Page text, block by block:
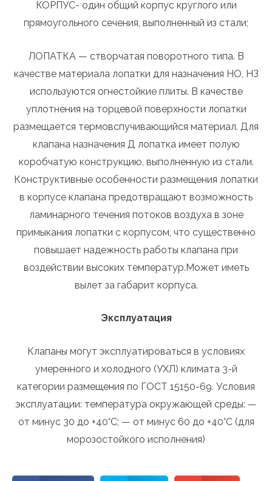
КОРПУС- один общий корпус круглого или
прямоугольного сечения, выполненный из стали;
ЛОПАТКА — створчатая поворотного типа. В
качестве материала лопатки для назначения НО, НЗ
используются огнестойкие плиты. В качестве
уплотнения на торцевой поверхности лопатки
размещается термовспучивающийся материал. Для
клапана назначения Д лопатка имеет полую
коробчатую конструкцию, выполненную из стали.
Конструктивные особенности размещения лопатки
в корпусе клапана предотвращают возможность
ламинарного течения потоков воздуха в зоне
примыкания лопатки с корпусом, что существенно
повышает надежность работы клапана при
воздействии высоких температур.Может иметь
вылет за габарит корпуса.
Эксплуатация
Клапаны могут эксплуатироваться в условиях
умеренного и холодного (УХЛ) климата 3-й
категории размещения по ГОСТ 15150-69. Условия
эксплуатации: температура окружающей среды: —
от минус 30 до +40°С; — от минус 60 до +40°С (для
морозостойкого исполнения)